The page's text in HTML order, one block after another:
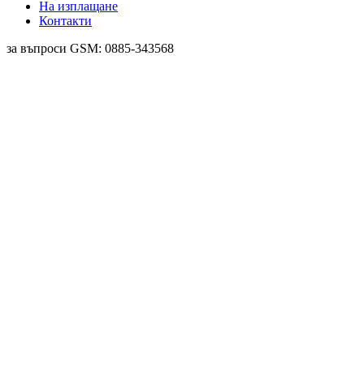
На изплащане
Контакти
за въпроси GSM: 0885-343568